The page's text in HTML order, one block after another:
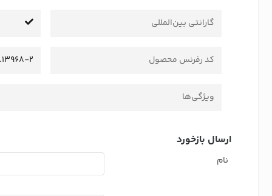
گارانتی بین‌المللی
کد رفرنس محصول 2
ویژگی‌ها
ارسال بازخورد
نام